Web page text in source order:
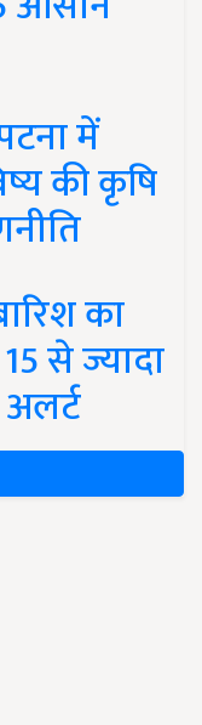
में
की कृषि
का
से ज्यादा